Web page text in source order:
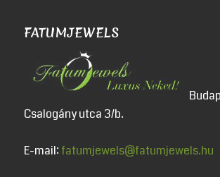
FATUMJEWELS
Csalogány utca 3/b.
E-mail: fatumjewels@fatumjewels.hu